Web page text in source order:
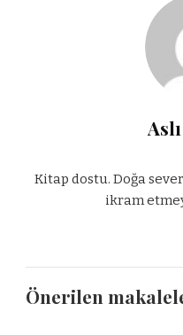
Kitap dostu. Doğa
ikram
Önerilen